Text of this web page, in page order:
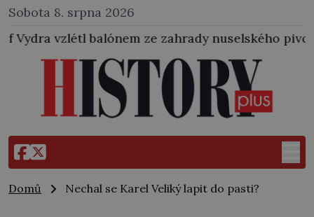
Sobota 8. srpna 2026
ze zahrady nuselského pivovaru a stal se tak
Domů Nechal se Karel Veliký lapit do pasti?